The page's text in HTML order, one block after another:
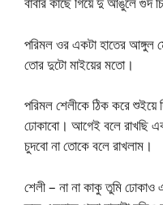
পরিমল ওর একটা হাতের আঙ্গুল
তোর দুটো মাইয়ের মতো।
পরিমল শেলীকে ঠিক করে শুইয়ে
ঢোকাবো। আগেই বলে রাখছি
চুদবো না তোকে বলে রাখলাম।
শেলী – না না কাকু তুমি